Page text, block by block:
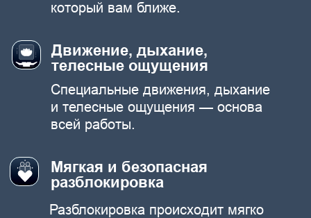
Повысится самооценка, появится
стойкое ощущение "я могу”
(боли, зажимы, аллергии)
Что говорят участники о ПФР и гипнотерапии:
процесс, ощущения и результаты
ОТЗЫВЫ КЛИЕНТОВ О ПФР